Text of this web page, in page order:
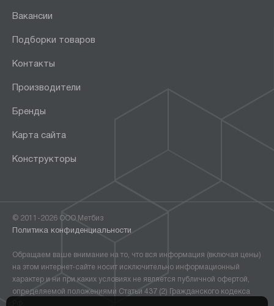
Вакансии
Подборки товаров
Контакты
Производители
Бренды
Карта сайта
Конструкторы
© 2011-2026 ООО Метбиз
Политика конфиденциальности
Обращаем ваше внимание на то, что вся информация (включая цены)
на этом интернет-сайте носит исключительно информационный
характер и ни при каких условиях не является публичной офертой,
определяемой положениями Статьи 437 (2) Гражданского кодекса